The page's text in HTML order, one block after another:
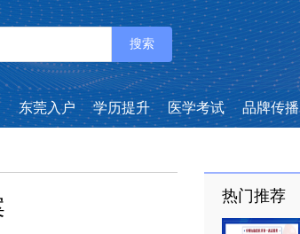
搜索
东莞入户 学历提升 医学考试 品牌传播
热门推荐